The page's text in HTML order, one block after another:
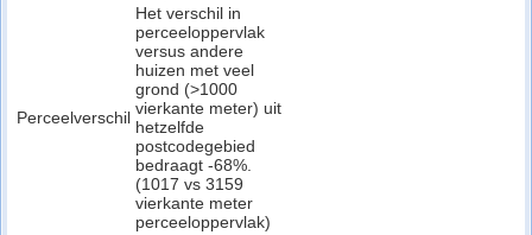
Perceelverschil
Het verschil in
perceeloppervlak
versus andere
huizen met veel
grond (>1000
vierkante meter) uit
hetzelfde
postcodegebied
bedraagt -68%.
(1017 vs 3159
vierkante meter
perceeloppervlak)